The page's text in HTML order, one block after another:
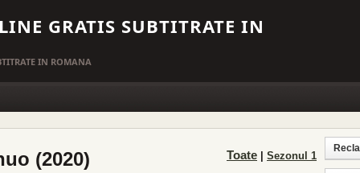
GRATIS SUBTITRATE IN
IN ROMANA
(2020) Toate Sezonul 1